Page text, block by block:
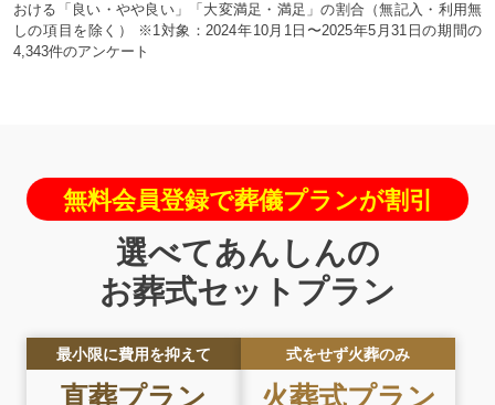
おける「良い・やや良い」「大変満足・満足」の割合（無記入・利用無
しの項目を除く） ※1対象：2024年10月1日〜2025年5月31日の期間の
4,343件のアンケート
無料会員登録で葬儀プランが割引
選べてあんしんの
お葬式セットプラン
最小限に費用を抑えて
直葬プラン
式をせず火葬のみ
火葬式プラン